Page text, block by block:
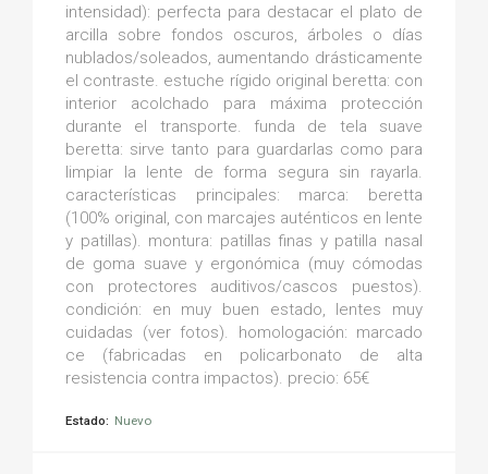
intensidad): perfecta para destacar el plato de
arcilla sobre fondos oscuros, árboles o días
nublados/soleados, aumentando drásticamente
el contraste. estuche rígido original beretta: con
interior acolchado para máxima protección
durante el transporte. funda de tela suave
beretta: sirve tanto para guardarlas como para
limpiar la lente de forma segura sin rayarla.
características principales: marca: beretta
(100% original, con marcajes auténticos en lente
y patillas). montura: patillas finas y patilla nasal
de goma suave y ergonómica (muy cómodas
con protectores auditivos/cascos puestos).
condición: en muy buen estado, lentes muy
cuidadas (ver fotos). homologación: marcado
ce (fabricadas en policarbonato de alta
resistencia contra impactos). precio: 65€
Estado: Nuevo